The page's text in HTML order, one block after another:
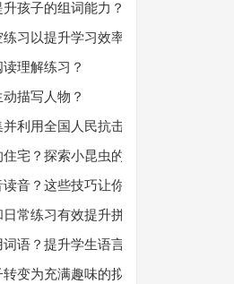
孩子的组词能力？
习以提升学习效率？
理解练习？
描写人物？
利用全国人民抗击非典的历史资料？
宅？探索小昆虫的大智慧
音？这些技巧让你事半功倍！
常练习有效提升拼写能力？
语？提升学生语言表达力的五大技巧
变为充满趣味的拟人句？